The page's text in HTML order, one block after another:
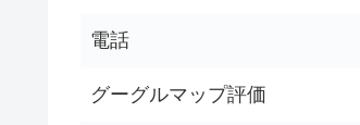
電話
グーグルマップ評価